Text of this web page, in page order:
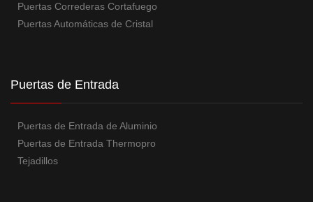
Puertas Correderas Cortafuego
Puertas Automáticas de Cristal
Puertas de Entrada
Puertas de Entrada de Aluminio
Puertas de Entrada Thermopro
Tejadillos